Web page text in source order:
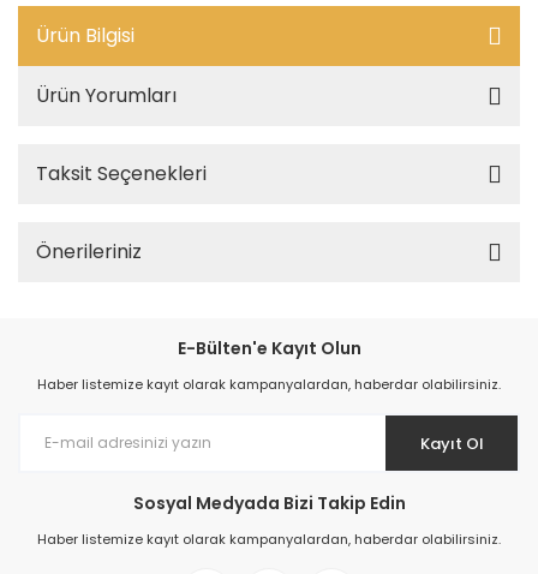
Ürün Bilgisi
Ürün Yorumları
Taksit Seçenekleri
Önerileriniz
E-Bülten'e Kayıt Olun
Haber listemize kayıt olarak kampanyalardan, haberdar olabilirsiniz.
Kayıt Ol
Sosyal Medyada Bizi Takip Edin
Haber listemize kayıt olarak kampanyalardan, haberdar olabilirsiniz.